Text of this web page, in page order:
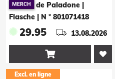
de Paladone |
Flasche
N ° 801071418
29.95 13.08.2026

Excl. en ligne